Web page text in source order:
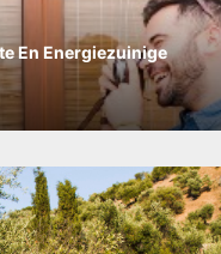
En Energiezuinige